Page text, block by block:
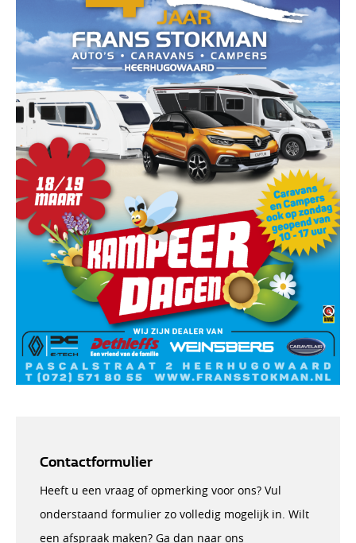
Contactformulier
Heeft u een vraag of opmerking voor ons? Vul
onderstaand formulier zo volledig mogelijk in. Wilt
een afspraak maken? Ga dan naar ons